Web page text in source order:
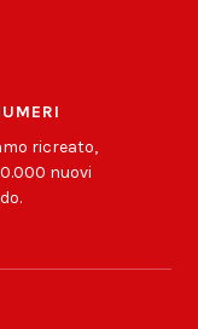
ricreato,
nuovi